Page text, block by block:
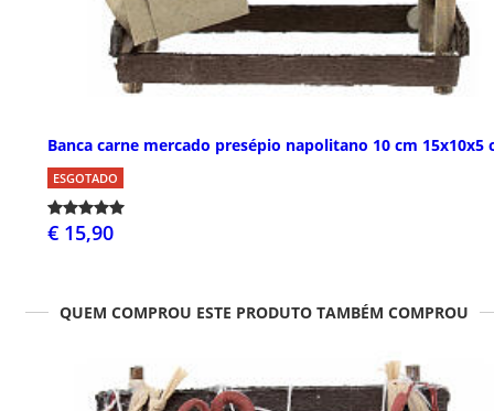
Banca carne mercado presépio napolitano 10 cm 15x10x5
ESGOTADO
€ 15,90
QUEM COMPROU ESTE PRODUTO TAMBÉM COMPROU